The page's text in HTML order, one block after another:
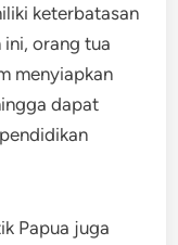
keterbatasan
orang tua
menyiapkan
dapat
Papua juga